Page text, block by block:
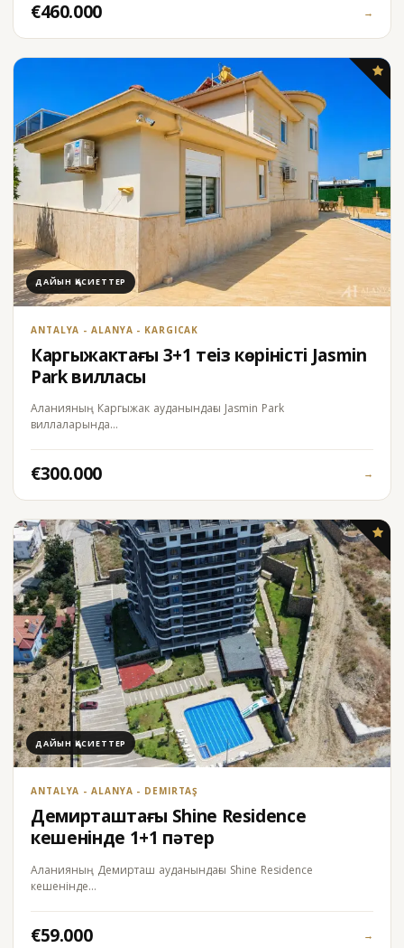
€460.000 →
ДАЙЫН ҚАСИЕТТЕР
ANTALYA - ALANYA - KARGICAK
Каргыжактағы 3+1 теңіз көріністі Jasmin
Park вилласы
Аланияның Каргыжак ауданындағы Jasmin Park
виллаларында…
€300.000 →
ДАЙЫН ҚАСИЕТТЕР
ANTALYA - ALANYA - DEMIRTAŞ
Демирташтағы Shine Residence
кешенінде 1+1 пәтер
Аланияның Демирташ ауданындағы Shine Residence
кешенінде…
€59.000 →